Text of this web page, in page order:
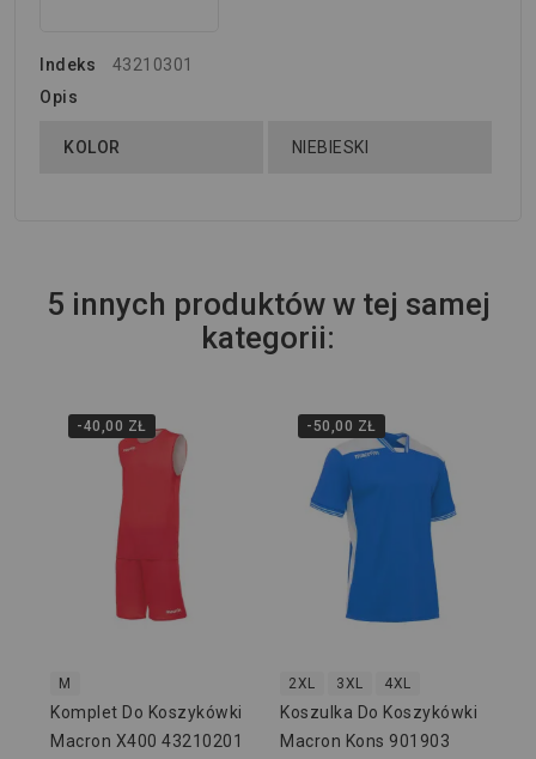
Indeks
43210301
Opis
KOLOR NIEBIESKI
5 innych produktów w tej samej
kategorii:
-40,00 ZŁ
M
Komplet Do Koszykówki
Macron X400 43210201
-50,00 ZŁ
2XL 3XL 4XL
Koszulka Do Koszykówki
Macron Kons 901903